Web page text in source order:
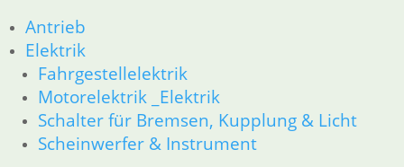
Antrieb
Elektrik
Fahrgestellelektrik
Motorelektrik _Elektrik
Schalter für Bremsen, Kupplung & Licht
Scheinwerfer & Instrument
62 Instrumente
52 Sitzbank
R80GS bis R100GS PD 1990
11 Motor
Dichtungen
Kolben/Kolbenringe
Zylinderkopf